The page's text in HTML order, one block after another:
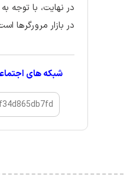
در نهایت، با توجه
در بازار مرورگرها
شبکه های